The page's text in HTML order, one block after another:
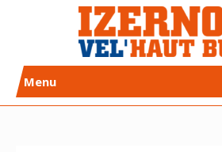
Izernore Vel’Haut Bugey
CLUB DE CYCLISME AFFILIÉ FFC
Menu